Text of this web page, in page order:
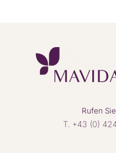
Rufen
T. +43 (0)